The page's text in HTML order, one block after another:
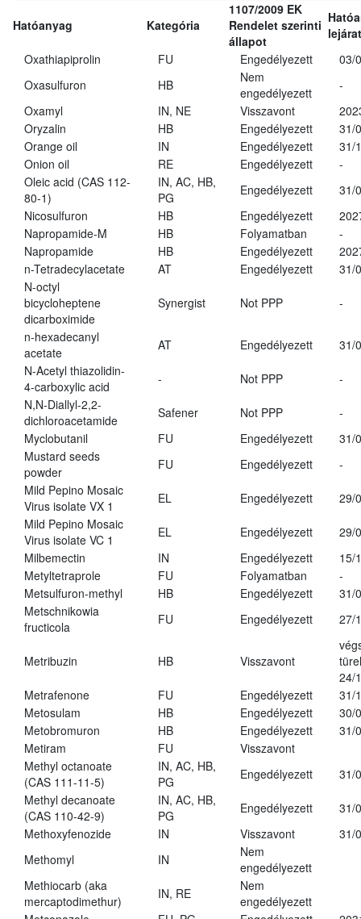
Hatóanyag Kategória
1107/2009 EK
Rendelet szerinti
állapot
Oxathiapiprolin
FU Engedélyezett
03/
Oxasulfuron
HB
Nem
engedélyezett
-
Oxamyl
IN, NE Visszavont
Oryzalin
HB Engedélyezett
31/
Orange oil
IN Engedélyezett
31/
Onion oil
RE Engedélyezett
-
Oleic acid (CAS 112-
80-1)
IN, AC, HB,
PG
Engedélyezett
31/
Nicosulfuron
HB Engedélyezett
Napropamide-M
HB Folyamatban
-
Napropamide
HB Engedélyezett
n-Tetradecylacetate
AT Engedélyezett
31/
N-octyl
bicycloheptene
dicarboximide
Synergist Not PPP -
n-hexadecanyl
acetate
AT Engedélyezett
31/
N-Acetyl thiazolidin-
4-carboxylic acid
- Not PPP
-
N,N-Diallyl-2,2-
dichloroacetamide
Safener Not PPP
-
Myclobutanil
FU Engedélyezett
31/
Mustard seeds
powder
FU Engedélyezett
-
Mild Pepino Mosaic
Virus isolate VX 1
EL Engedélyezett
29/
Mild Pepino Mosaic
Virus isolate VC 1
EL Engedélyezett
29/
Milbemectin
IN Engedélyezett
15/
Metyltetraprole
FU Folyamatban
-
Metsulfuron-methyl
HB Engedélyezett
31/
Metschnikowia
fructicola
FU Engedélyezett 27/
Metribuzin HB Visszavont
24/
Metrafenone
FU Engedélyezett
31/
Metosulam
HB Engedélyezett
30/
Metobromuron
HB Engedélyezett
31/
Metiram
FU
Visszavont
Methyl octanoate
(CAS 111-11-5)
IN, AC, HB,
PG
Engedélyezett
31/
Methyl decanoate
(CAS 110-42-9)
IN, AC, HB,
PG
Engedélyezett
31/
Methoxyfenozide
IN Visszavont
31/
Methomyl
IN
Nem
engedélyezett
Methiocarb (aka
mercaptodimethur)
IN, RE
Nem
engedélyezett